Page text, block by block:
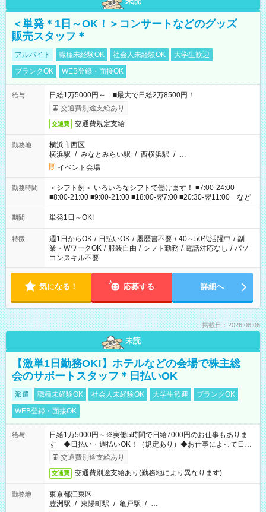
＜単発＊1日～OK！＞コンサートなどのグッズ
販売スタッフ＊
アルバイト 職種未経験OK 社会人未経験OK
大学生歓迎
ブランクOK
WEB登録・面接OK
給与
日給1万5000円～ ■最大で日給2万8500円！
交通費別途支給あり
交通費 交通費規定支給
勤務地
横浜市西区
横浜駅 / みなとみらい駅 / 西横浜駅 / …
イベント会場
勤務時間
＜シフト例＞ いろいろなシフトで働けます！ ■7:00-24:00
■8:00-21:00 ■9:00-21:00 ■18:00-翌7:00 ■20:30-翌11:00 など
期間 単発1日～OK!
特徴 週1日からOK / 日払いOK / 履歴書不要 / 40～50代活躍中 / 副
業・WワークOK / 服装自由 / シフト勤務 / 電話対応なし / パソ
コンスキル不要
気になる！ 応募する 詳細へ
掲載日：2026.08.06
未読
【激単1日勤務OK!】ホテルなどの会場で株主総
会のサポートスタッフ＊日払いOK
派遣 職種未経験OK 社会人未経験OK 大学生歓迎
ブランクOK
WEB登録・面接OK
給与
日給1万5000円～※実働5時間で日給7000円のお仕事もありま
す ◆日払い・週払いOK！（規定あり）◆お仕事によって日給
も異なります
交通費別途支給あり
交通費 交通費別途支給あり(勤務地により異なります)
勤務地
東京都江東区
豊洲駅 / 東陽町駅 / 亀戸駅 / …